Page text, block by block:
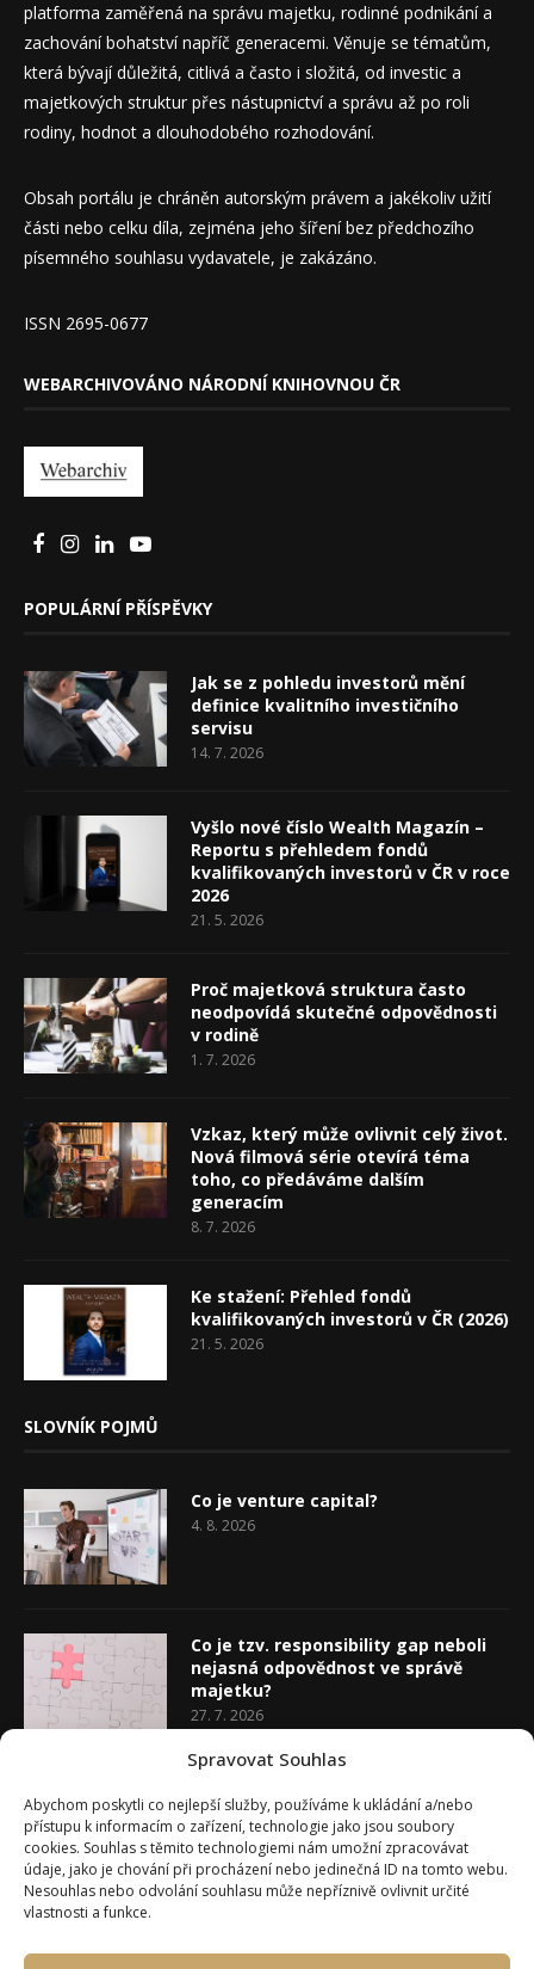
Spravovat Souhlas
Abychom poskytli co nejlepší služby, používáme k ukládání a/nebo
přístupu k informacím o zařízení, technologie jako jsou soubory
cookies. Souhlas s těmito technologiemi nám umožní zpracovávat
údaje, jako je chování při procházení nebo jedinečná ID na tomto webu.
Nesouhlas nebo odvolání souhlasu může nepříznivě ovlivnit určité
vlastnosti a funkce.
platforma zaměřená na správu majetku, rodinné podnikání a
zachování bohatství napříč generacemi. Věnuje se tématům,
která bývají důležitá, citlivá a často i složitá, od investic a
majetkových struktur přes nástupnictví a správu až po roli
rodiny, hodnot a dlouhodobého rozhodování.
Obsah portálu je chráněn autorským právem a jakékoliv užití
části nebo celku díla, zejména jeho šíření bez předchozího
písemného souhlasu vydavatele, je zakázáno.
ISSN 2695-0677
WEBARCHIVOVÁNO NÁRODNÍ KNIHOVNOU ČR
POPULÁRNÍ PŘÍSPĚVKY
Jak se z pohledu investorů mění
definice kvalitního investičního
servisu
14. 7. 2026
Vyšlo nové číslo Wealth Magazín –
Reportu s přehledem fondů
kvalifikovaných investorů v ČR v roce
2026
21. 5. 2026
Proč majetková struktura často
neodpovídá skutečné odpovědnosti
v rodině
1. 7. 2026
Vzkaz, který může ovlivnit celý život.
Nová filmová série otevírá téma
toho, co předáváme dalším
generacím
8. 7. 2026
Ke stažení: Přehled fondů
kvalifikovaných investorů v ČR (2026)
21. 5. 2026
SLOVNÍK POJMŮ
Co je venture capital?
4. 8. 2026
Co je tzv. responsibility gap neboli
nejasná odpovědnost ve správě
majetku?
27. 7. 2026
20. 7. 2026